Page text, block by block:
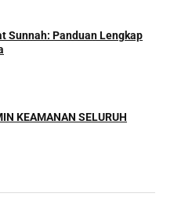
Sunnah: Panduan Lengkap
KEAMANAN SELURUH